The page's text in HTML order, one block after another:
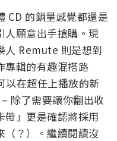
CD 的銷量感覺都還是
人願意出手搶購。現
人 Remute 則是想到
專輯的有趣混搭路
以在超任上播放的新
除了需要讓你翻出收
帶」更是確認將採用
（？）。繼續閱讀沒